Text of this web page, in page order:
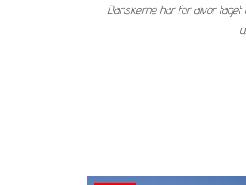
Danskerne har for alvor